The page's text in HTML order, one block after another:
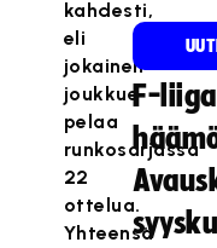
kahdesti,
eli
jokainen
joukkue
pelaa
runkosarjassa
22
ottelua.
Yhteensä
F-